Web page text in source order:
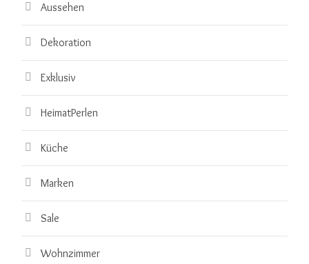
Aussehen
Dekoration
Exklusiv
HeimatPerlen
Küche
Marken
Sale
Wohnzimmer